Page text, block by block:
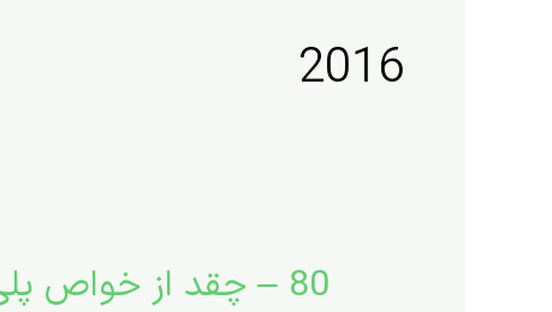
2016
80 – چقد از خواص پلی استایرن را می دانید؟
80